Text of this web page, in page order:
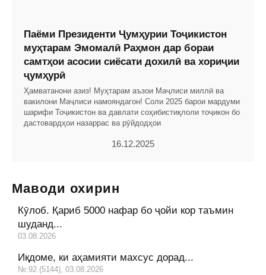
Паёми Президенти Ҷумҳурии Тоҷикистон
муҳтарам Эмомалӣ Раҳмон дар бораи
самтҳои асосии сиёсати дохилӣ ва хориҷии
ҷумҳурӣ
Ҳамватанони азиз! Муҳтарам аъзои Маҷлиси миллӣ ва
вакилони Маҷлиси намояндагон! Соли 2025 барои мардуми
шарифи Тоҷикистон ва давлати соҳибистиқлоли тоҷикон бо
дастовардҳои назаррас ва рӯйдодҳои
16.12.2025
Маводи охирин
Кӯлоб. Қариб 5000 нафар бо ҷойи кор таъмин
шуданд...
03.08.2026
Иқдоме, ки аҳамияти махсус дорад...
№:92 (5144), 03.08.2026